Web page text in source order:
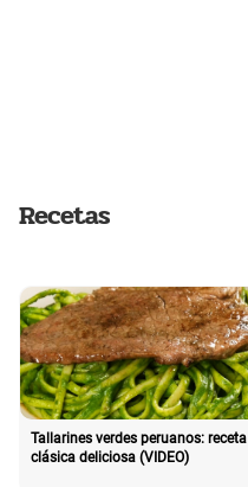
Recetas
Tallarines verdes peruanos: receta
clásica deliciosa (VIDEO)